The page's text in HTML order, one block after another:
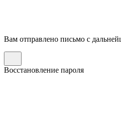
Вам отправлено письмо с
Восстановление пароля